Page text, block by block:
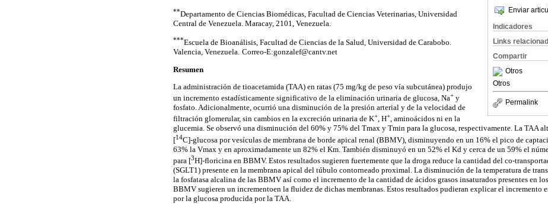
Enviar
Indicadores
Links
Compartir
Otros
Otros
Permalink
**Departamento de Ciencias Biomédicas, Facultad de Ciencias Veterinarias, Universidad
Central de Venezuela. Maracay, 2101, Venezuela.
***Escuela de Bioanálisis, Facultad de Ciencias de la Salud, Universidad de Carabobo.
Valencia, Venezuela. Correo-E:gonzalef@cantv.net
Resumen
La administración de tioacetamida (TAA) en ratas (75 mg/kg de peso vía subcutánea) produjo
un incremento estadísticamente significativo de la eliminación urinaria de glucosa, Na+ y
fosfato. Adicionalmente, ocurrió una disminución de la presión arterial y de la velocidad de
filtración glomerular, sin cambios en la excreción urinaria de K+, H+, aminoácidos ni en la
glucemia. Se observó una disminución del 60% y 75% del Tmax y Tmin para la glucosa, respectivamente. La TAA
[14C]-glucosa por vesículas de membrana de borde apical renal (BBMV), disminuyendo en un 16% el pico de
63% la Vmax y en aproximadamente un 82% el Km. También disminuyó en un 52% el Kd y cerca de un 59% el
para [3H]-floricina en BBMV. Estos resultados sugieren fuertemente que la droga reduce la cantidad del co-
(SGLT1) presente en la membrana apical del túbulo contorneado proximal. La disminución de la temperatura de
la fosfatasa alcalina de las BBMV así como el incremento de la cantidad de ácidos grasos insaturados presentes en
BBMV sugieren un incrementoen la fluidez de dichas membranas. Estos resultados pudieran explicar el incremento
por la glucosa producida por la TAA.